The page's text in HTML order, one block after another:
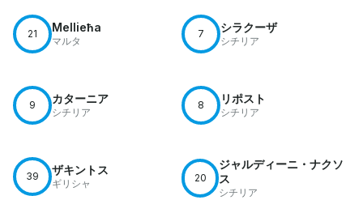
21 Mellieħa
マルタ
7 シラクーザ
シチリア
9 カターニア
シチリア
8 リポスト
シチリア
39 ザキントス
ギリシャ 20
ジャルディーニ・ナクソ
ス
シチリア